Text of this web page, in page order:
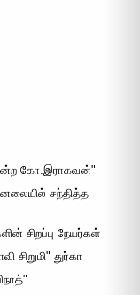
என்ற கோ.இராகவன்"
சந்தித்த
சிறப்பு நேயர்கள்
சிறுமி" துர்கா